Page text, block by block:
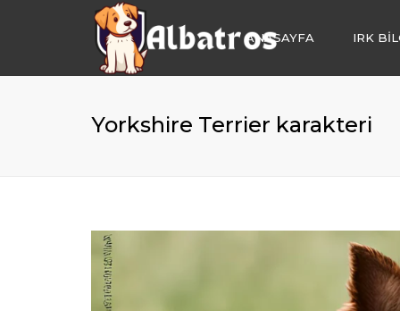
ANASAYFA IRK
KÖPEK OTELİ
KÖPEK
YAVRU
Yorkshire Terrier karakteri